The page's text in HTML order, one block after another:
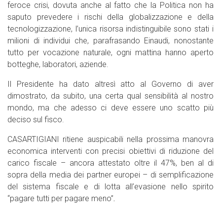
feroce crisi, dovuta anche al fatto che la Politica non ha
saputo prevedere i rischi della globalizzazione e della
tecnologizzazione, l’unica risorsa indistinguibile sono stati i
milioni di individui che, parafrasando Einaudi, nonostante
tutto per vocazione naturale, ogni mattina hanno aperto
botteghe, laboratori, aziende.
Il Presidente ha dato altresì atto al Governo di aver
dimostrato, da subito, una certa qual sensibilità al nostro
mondo, ma che adesso ci deve essere uno scatto più
deciso sul fisco.
CASARTIGIANI ritiene auspicabili nella prossima manovra
economica interventi con precisi obiettivi di riduzione del
carico fiscale – ancora attestato oltre il 47%, ben al di
sopra della media dei partner europei – di semplificazione
del sistema fiscale e di lotta all’evasione nello spirito
“pagare tutti per pagare meno”.